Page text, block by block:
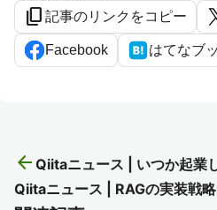
content_copy 記事のリンクをコピー
Facebook はてなブ
arrow_back Qiitaニュース | いつか起業
Qiitaニュース | RAGの実装戦